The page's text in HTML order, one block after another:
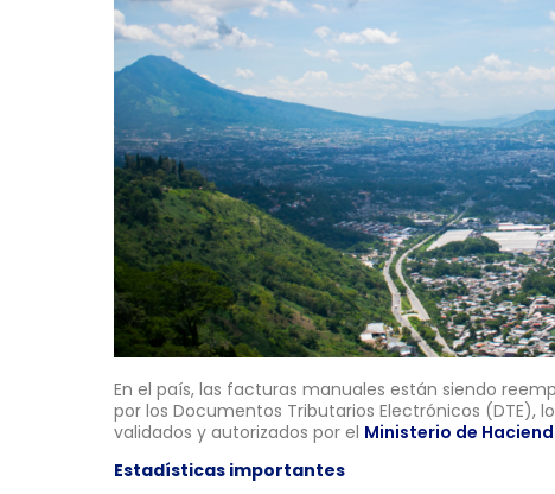
En el país, las facturas manuales están siendo
por los Documentos Tributarios Electrónicos (DTE),
validados y autorizados por el Ministerio de
Estadísticas importantes